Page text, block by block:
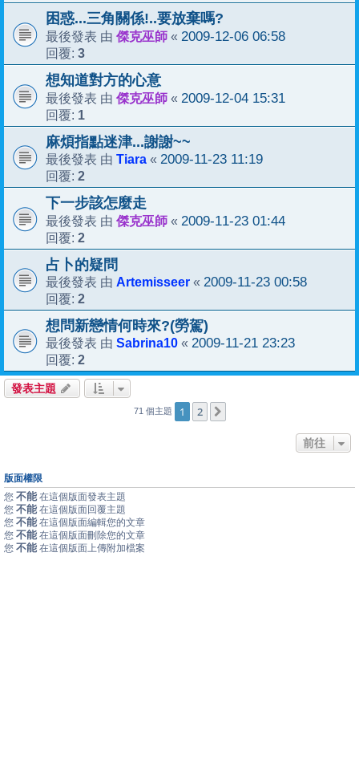
困惑...三角關係!..要放棄嗎?
最後發表 由 傑克巫師 « 2009-12-06 06:58
回覆: 3
想知道對方的心意
最後發表 由 傑克巫師 « 2009-12-04 15:31
回覆: 1
麻煩指點迷津...謝謝~~
最後發表 由 Tiara « 2009-11-23 11:19
回覆: 2
下一步該怎麼走
最後發表 由 傑克巫師 « 2009-11-23 01:44
回覆: 2
占卜的疑問
最後發表 由 Artemisseer « 2009-11-23 00:58
回覆: 2
想問新戀情何時來?(勞駕)
最後發表 由 Sabrina10 « 2009-11-21 23:23
回覆: 2
發表主題
71 個主題 1 2
前往
版面權限
您 不能 在這個版面發表主題
您 不能 在這個版面回覆主題
您 不能 在這個版面編輯您的文章
您 不能 在這個版面刪除您的文章
您 不能 在這個版面上傳附加檔案